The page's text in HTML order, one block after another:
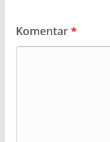
Komentar*